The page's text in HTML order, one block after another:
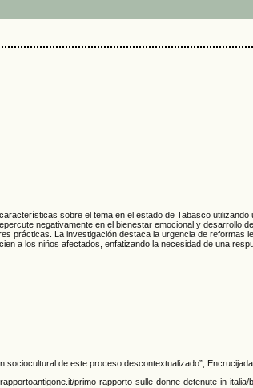
sobre el tema en el estado de Tabasco
negativamente en el bienestar emocional y desarrollo
prácticas. La investigación destaca la urgencia de reformas
a los niños afectados, enfatizando la necesidad de una
de este proceso descontextualizado”,
primo-rapporto-sulle-donne-detenute-in-italia/